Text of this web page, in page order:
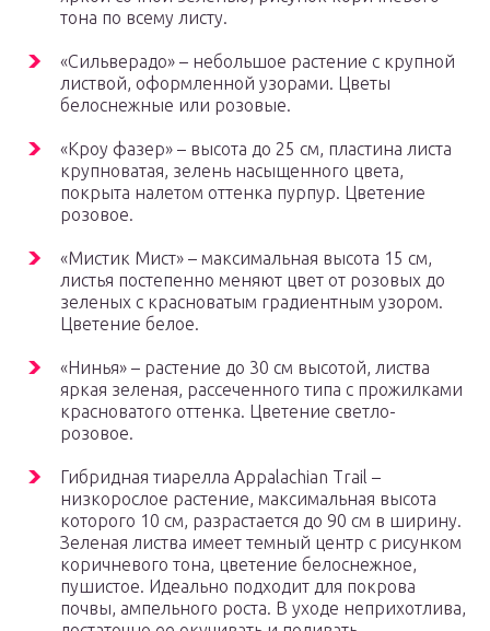
тона по всему листу.
«Сильверадо» – небольшое растение с крупной
листвой, оформленной узорами. Цветы
белоснежные или розовые.
«Кроу фазер» – высота до 25 см, пластина листа
крупноватая, зелень насыщенного цвета,
покрыта налетом оттенка пурпур. Цветение
розовое.
«Мистик Мист» – максимальная высота 15 см,
листья постепенно меняют цвет от розовых до
зеленых с красноватым градиентным узором.
Цветение белое.
«Нинья» – растение до 30 см высотой, листва
яркая зеленая, рассеченного типа с прожилками
красноватого оттенка. Цветение светло-
розовое.
Гибридная тиарелла Appalachian Trail –
низкорослое растение, максимальная высота
которого 10 см, разрастается до 90 см в ширину.
Зеленая листва имеет темный центр с рисунком
коричневого тона, цветение белоснежное,
пушистое. Идеально подходит для покрова
почвы, ампельного роста. В уходе неприхотлива,